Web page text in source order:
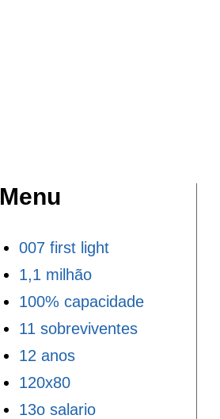
Menu
007 first light
1,1 milhão
100% capacidade
11 sobreviventes
12 anos
120x80
13o salario